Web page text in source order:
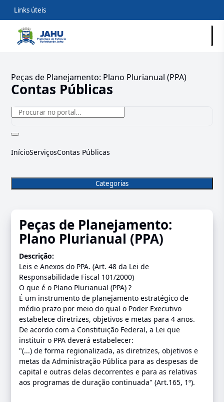
Links úteis
Peças de Planejamento: Plano Plurianual (PPA)
Contas Públicas
InícioServiçosContas Públicas
Categorias
Peças de Planejamento:
Plano Plurianual (PPA)
Descrição:
Leis e Anexos do PPA. (Art. 48 da Lei de
Responsabilidade Fiscal 101/2000)
O que é o Plano Plurianual (PPA) ?
É um instrumento de planejamento estratégico de
médio prazo por meio do qual o Poder Executivo
estabelece diretrizes, objetivos e metas para 4 anos.
De acordo com a Constituição Federal, a Lei que
instituir o PPA deverá estabelecer:
"(...) de forma regionalizada, as diretrizes, objetivos e
metas da Administração Pública para as despesas de
capital e outras delas decorrentes e para as relativas
aos programas de duração continuada" (Art.165, 1º).